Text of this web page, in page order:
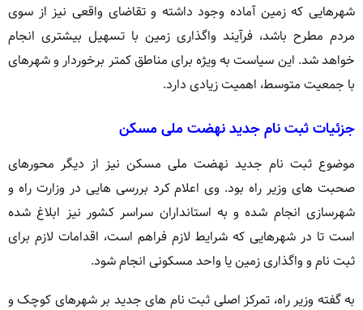
شهرهایی که زمین آماده وجود داشته و تقاضای واقعی نیز از سوی
مردم مطرح باشد، فرآیند واگذاری زمین با تسهیل بیشتری انجام
خواهد شد. این سیاست به ویژه برای مناطق کمتر برخوردار و شهرهای
با جمعیت متوسط، اهمیت زیادی دارد.
جزئیات ثبت نام جدید نهضت ملی مسکن
موضوع ثبت نام جدید نهضت ملی مسکن نیز از دیگر محورهای
صحبت های وزیر راه بود. وی اعلام کرد بررسی هایی در وزارت راه و
شهرسازی انجام شده و به استانداران سراسر کشور نیز ابلاغ شده
است تا در شهرهایی که شرایط لازم فراهم است، اقدامات لازم برای
ثبت نام و واگذاری زمین یا واحد مسکونی انجام شود.
به گفته وزیر راه، تمرکز اصلی ثبت نام های جدید بر شهرهای کوچک و